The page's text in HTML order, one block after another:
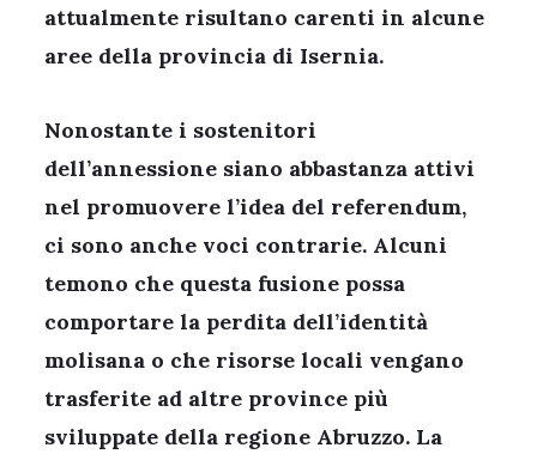
attualmente risultano carenti in alcune
aree della provincia di Isernia.
Nonostante i sostenitori
dell’annessione siano abbastanza attivi
nel promuovere l’idea del referendum,
ci sono anche voci contrarie. Alcuni
temono che questa fusione possa
comportare la perdita dell’identità
molisana o che risorse locali vengano
trasferite ad altre province più
sviluppate della regione Abruzzo. La